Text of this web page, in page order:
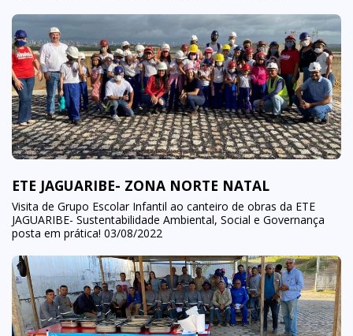
ETE JAGUARIBE- ZONA NORTE NATAL
Visita de Grupo Escolar Infantil ao canteiro de obras da ETE
JAGUARIBE- Sustentabilidade Ambiental, Social e Governança
posta em prática! 03/08/2022